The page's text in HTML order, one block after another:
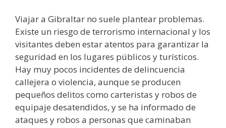
Viajar a Gibraltar no suele plantear problemas.
Existe un riesgo de terrorismo internacional y los
visitantes deben estar atentos para garantizar la
seguridad en los lugares públicos y turísticos.
Hay muy pocos incidentes de delincuencia
callejera o violencia, aunque se producen
pequeños delitos como carteristas y robos de
equipaje desatendidos, y se ha informado de
ataques y robos a personas que caminaban